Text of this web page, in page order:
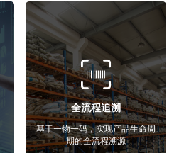
全流程追溯
基于一物一码，实现产品生命周
期的全流程溯源